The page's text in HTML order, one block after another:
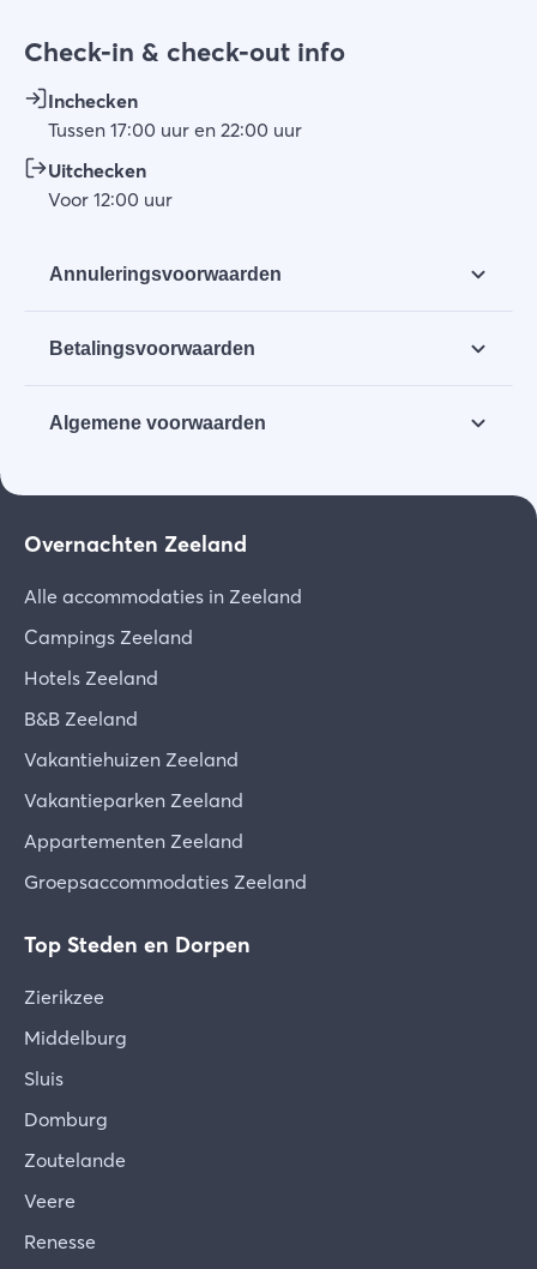
Check-in & check-out info
Inchecken
Tussen 17:00 uur en 22:00 uur
Uitchecken
Voor 12:00 uur
Annuleringsvoorwaarden
Betalingsvoorwaarden
bedrag.
Algemene voorwaarden
voorwaarden zorgvuldig door te lezen.
Download de voorwaarden [PDF]
Overnachten Zeeland
Alle accommodaties in Zeeland
Campings Zeeland
Hotels Zeeland
B&B Zeeland
Vakantiehuizen Zeeland
Vakantieparken Zeeland
Appartementen Zeeland
Groepsaccommodaties Zeeland
Top Steden en Dorpen
Zierikzee
Middelburg
Sluis
Domburg
Zoutelande
Veere
Renesse